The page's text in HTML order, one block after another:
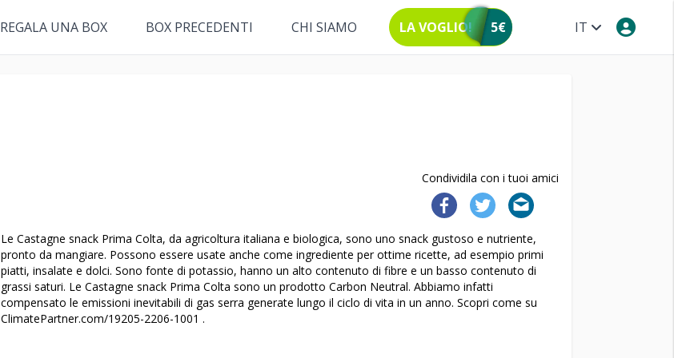
IT
REGALA UNA BOX BOX PRECEDENTI CHI SIAMO LA VOGLIO! 5€
Condividila con i tuoi amici
Le Castagne snack Prima Colta, da agricoltura italiana e biologica, sono uno snack gustoso e nutriente,
pronto da mangiare. Possono essere usate anche come ingrediente per ottime ricette, ad esempio primi
piatti, insalate e dolci. Sono fonte di potassio, hanno un alto contenuto di fibre e un basso contenuto di
grassi saturi. Le Castagne snack Prima Colta sono un prodotto Carbon Neutral. Abbiamo infatti
compensato le emissioni inevitabili di gas serra generate lungo il ciclo di vita in un anno. Scopri come su
ClimatePartner.com/19205-2206-1001 .